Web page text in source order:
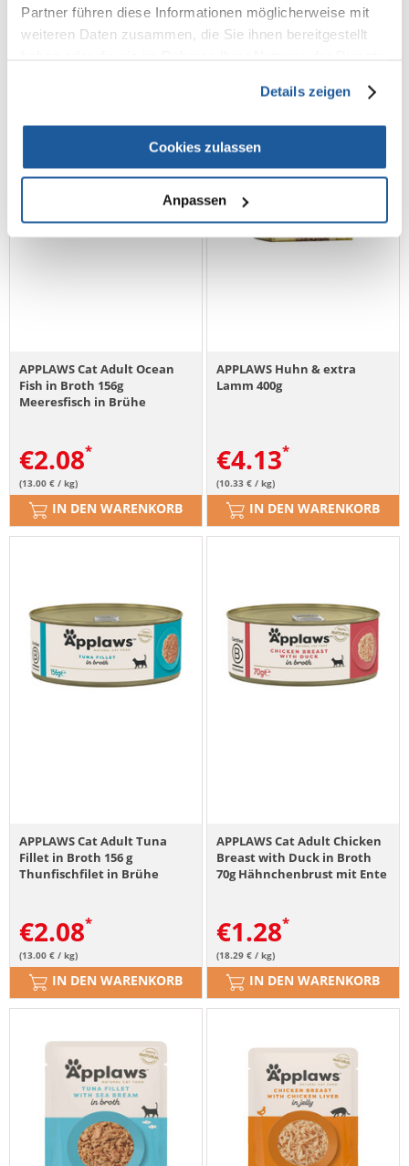
Partner führen diese Informationen möglicherweise mit
weiteren Daten zusammen, die Sie ihnen bereitgestellt
Details zeigen
Cookies zulassen
Anpassen
(29.83 € / kg)
IN DEN WARENKORB
(18.29 € / kg)
IN DEN WARENKORB
APPLAWS Cat Adult Ocean
Fish in Broth 156g
Meeresfisch in Brühe
€2.08
(13.00 € / kg)
IN DEN WARENKORB
APPLAWS Huhn & extra
Lamm 400g
€4.13
(10.33 € / kg)
IN DEN WARENKORB
APPLAWS Cat Adult Tuna
Fillet in Broth 156 g
Thunfischfilet in Brühe
€2.08
(13.00 € / kg)
IN DEN WARENKORB
APPLAWS Cat Adult Chicken
Breast with Duck in Broth
70g Hähnchenbrust mit Ente
€1.28
(18.29 € / kg)
IN DEN WARENKORB